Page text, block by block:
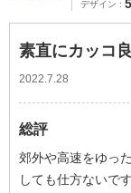
デザイン 5
素直にカッコ
2022.7.28
総評
郊外や高速をゆっ
しても仕方ないで